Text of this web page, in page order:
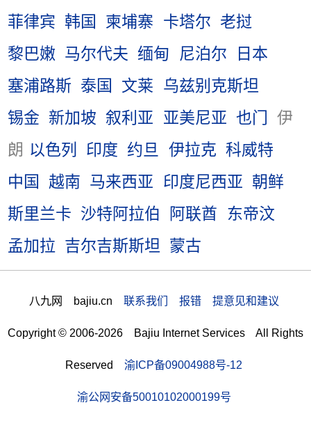
菲律宾 韩国 柬埔寨 卡塔尔 老挝
黎巴嫩 马尔代夫 缅甸 尼泊尔
日本
塞浦路斯 泰国 文莱
乌兹别克斯坦
锡金 新加坡 叙利亚 亚美尼亚 也门
伊
朗 以色列 印度 约旦 伊拉克 科威特
中国
越南 马来西亚 印度尼西亚 朝鲜
斯里兰卡 沙特阿拉伯 阿联酋
东帝汶
孟加拉 吉尔吉斯斯坦 蒙古
八九网 bajiu.cn 联系我们 报错 提意见和建议
Copyright © 2006-2026 Bajiu Internet Services All Rights
Reserved 渝ICP备09004988号-12
渝公网安备50010102000199号